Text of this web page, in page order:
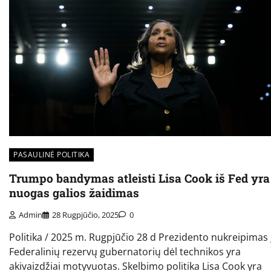
PASAULINĖ POLITIKA
Trumpo bandymas atleisti Lisa Cook iš Fed yra
nuogas galios žaidimas
Admin 28 Rugpjūčio, 2025 0
Politika / 2025 m. Rugpjūčio 28 d Prezidento nukreipimas
Federalinių rezervų gubernatorių dėl technikos yra
akivaizdžiai motyvuotas. Skelbimo politika Lisa Cook yra